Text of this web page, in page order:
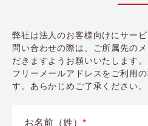
弊社は法人のお客様向けにサー
問い合わせの際は、ご所属先の
だきますようお願いいたします。
フリーメールアドレスをご利用
す。あらかじめご了承ください。